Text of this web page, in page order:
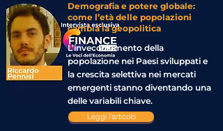
Demografia e potere globale:
come l’età delle popolazioni
cambia la geopolitica
L’invecchiamento della
popolazione nei Paesi sviluppati e
la crescita selettiva nei mercati
emergenti stanno diventando una
delle variabili chiave.
Leggi l'articolo